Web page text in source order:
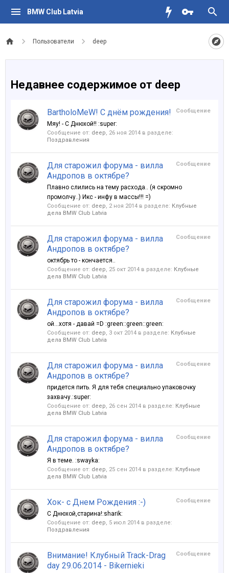
BMW Club Latvia
Пользователи deep
Недавнее содержимое от deep
Сообщение
BartholoMeW! С днём рождения!
Мяу! - С Днюхой!! :super:
Сообщение от: deep, 26 ноя 2014 в разделе:
Поздравления
Сообщение
Для старожил форума - вилла
Андропов в октябре?
Плавно слились на тему расхода.. (я скромно
промолчу..) Икс - инфу в массы!!! =)
Сообщение от: deep, 2 ноя 2014 в разделе: Клубные
дела BMW Club Latvia
Сообщение
Для старожил форума - вилла
Андропов в октябре?
октябрь то - кончается..
Сообщение от: deep, 25 окт 2014 в разделе: Клубные
дела BMW Club Latvia
Сообщение
Для старожил форума - вилла
Андропов в октябре?
ой...хотя - давай =D :green::green::green:
Сообщение от: deep, 3 окт 2014 в разделе: Клубные
дела BMW Club Latvia
Сообщение
Для старожил форума - вилла
Андропов в октябре?
придется пить. Я для тебя специально упаковочку
захвачу.:super:
Сообщение от: deep, 26 сен 2014 в разделе: Клубные
дела BMW Club Latvia
Сообщение
Для старожил форума - вилла
Андропов в октябре?
Я в теме. :swayka:
Сообщение от: deep, 25 сен 2014 в разделе: Клубные
дела BMW Club Latvia
Сообщение
Хок- с Днем Рождения :-)
С Днюхой,старина!:sharik:
Сообщение от: deep, 5 июл 2014 в разделе:
Поздравления
Сообщение
Внимание! Клубный Track-Drag
day 29.06.2014 - Bikernieki